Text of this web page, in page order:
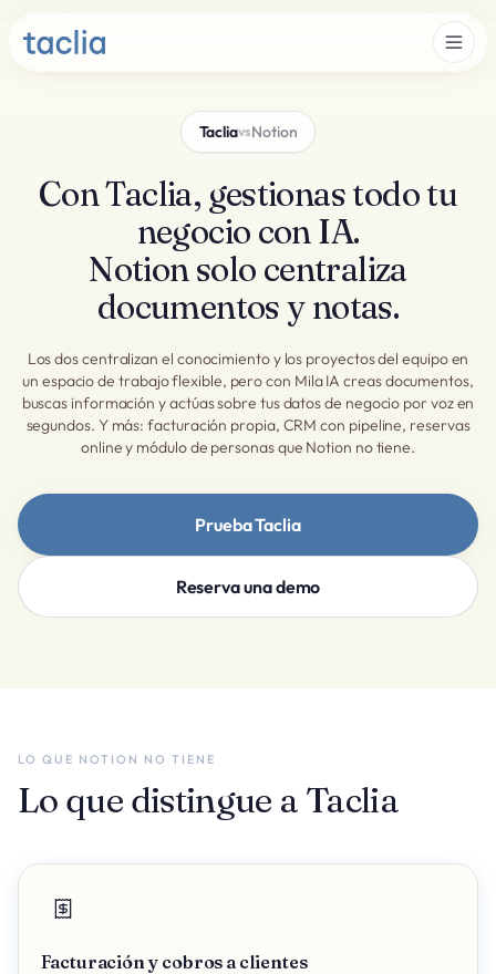
TacliavsNotion
Con Taclia, gestionas todo tu
negocio con IA.
Notion solo centraliza
documentos y notas.
Los dos centralizan el conocimiento y los proyectos del equipo en
un espacio de trabajo flexible, pero con Mila IA creas documentos,
buscas información y actúas sobre tus datos de negocio por voz en
segundos. Y más: facturación propia, CRM con pipeline, reservas
online y módulo de personas que Notion no tiene.
Prueba Taclia
Reserva una demo
LO QUE NOTION NO TIENE
Lo que distingue a Taclia
Facturación y cobros a clientes